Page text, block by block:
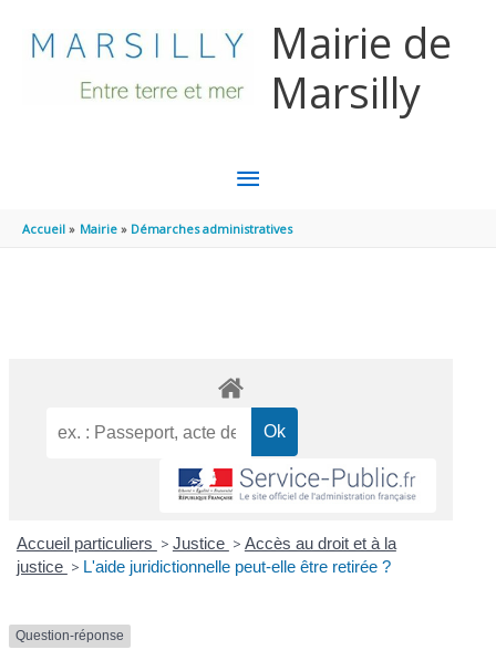
Mairie de
Marsilly
MENU
PRINCIPAL
Accueil Mairie Démarches administratives
Accueil particuliers > Justice > Accès au droit et à la
justice > L'aide juridictionnelle peut-elle être retirée ?
Question-réponse